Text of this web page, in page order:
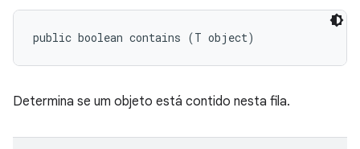
public boolean contains (T object)
Determina se um objeto está contido nesta fila.